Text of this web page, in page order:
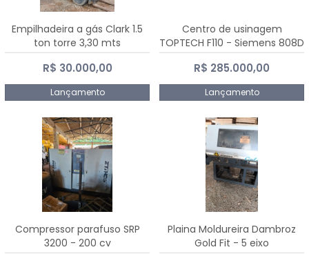
Empilhadeira a gás Clark 1.5
ton torre 3,30 mts
R$ 30.000,00
Lançamento
Centro de usinagem
TOPTECH F110 - Siemens 808D
Advanced
R$ 285.000,00
Lançamento
Compressor parafuso SRP
3200 - 200 cv
Plaina Moldureira Dambroz
Gold Fit - 5 eixo